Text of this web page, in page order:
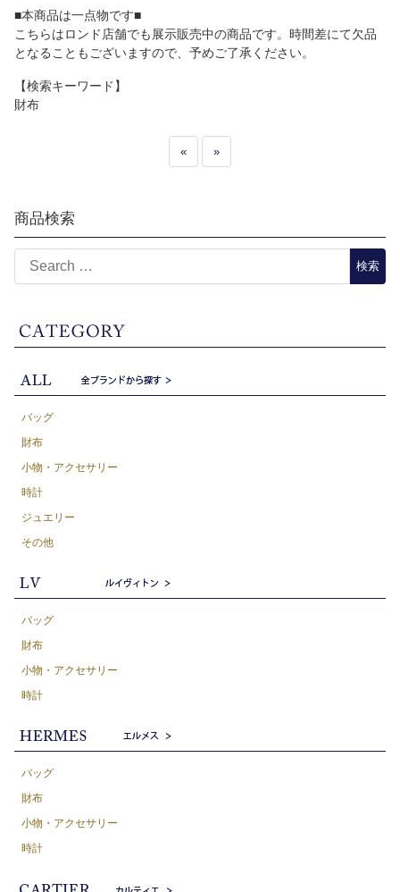
■本商品は一点物です■
こちらはロンド店舗でも展示販売中の商品です。時間差にて欠品
となることもございますので、予めご了承ください。
【検索キーワード】
財布
« »
商品検索
バッグ
財布
小物・アクセサリー
時計
ジュエリー
その他
バッグ
財布
小物・アクセサリー
時計
バッグ
財布
小物・アクセサリー
時計